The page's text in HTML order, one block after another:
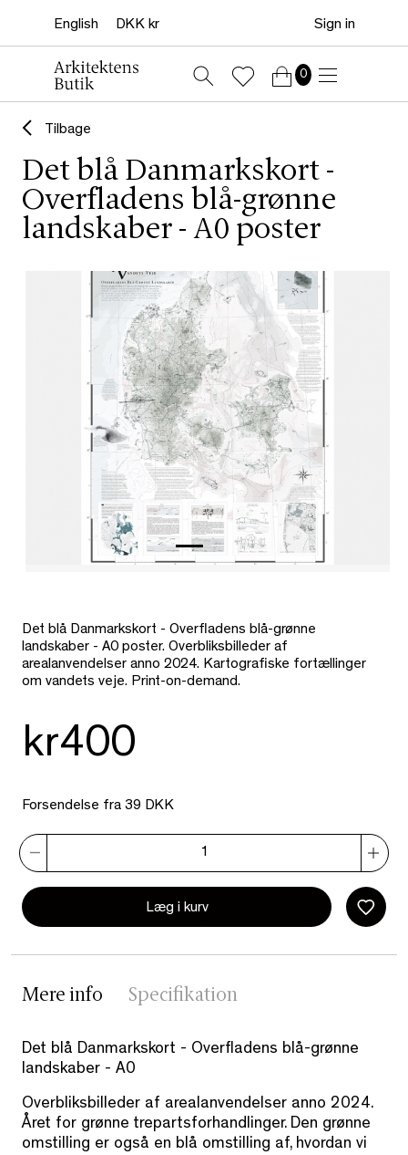
Sign in
0
Tilbage
Det blå Danmarkskort -
Overfladens blå-grønne
landskaber - A0 poster
Det blå Danmarkskort - Overfladens blå-grønne
landskaber - A0 poster. Overbliksbilleder af
arealanvendelser anno 2024. Kartografiske fortællinger
om vandets veje. Print-on-demand.
kr400
Forsendelse fra 39 DKK
Læg i kurv
Mere info Specifikation
Det blå Danmarkskort - Overfladens blå-grønne
landskaber - A0
Overbliksbilleder af arealanvendelser anno 2024.
Året for grønne trepartsforhandlinger. Den grønne
omstilling er også en blå omstilling af, hvordan vi